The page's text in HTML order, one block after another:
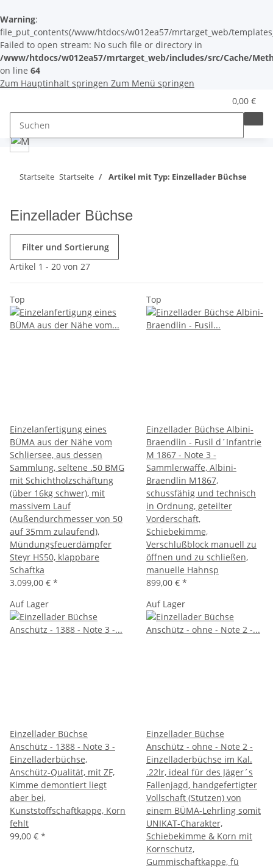
Warning:
file_put_contents(/www/htdocs/w012ea57/mrtarget_web/
Failed to open stream: No such file or directory in
/www/htdocs/w012ea57/mrtarget_web/includes/src/Cache/
on line 64
Zum Hauptinhalt springen Zum Menü springen
0,00 €
Startseite Startseite Artikel mit Typ: Einzellader Büchse
Einzellader Büchse
Filter und Sortierung
Artikel 1 - 20 von 27
Top
Einzelanfertigung eines
BÜMA aus der Nähe vom
Schliersee, aus dessen
Sammlung, seltene .50 BMG
mit Schichtholzschäftung
(über 16kg schwer), mit
massivem Lauf
(Außendurchmesser von 50
auf 35mm zulaufend),
Mündungsfeuerdämpfer
Steyr HS50, klappbare
Schaftka
3.099,00 € *
Top
Einzellader Büchse Albini-
Braendlin - Fusil d´Infantrie
M 1867 - Note 3 -
Sammlerwaffe, Albini-
Braendlin M1867,
schussfähig und technisch
in Ordnung, geteilter
Vorderschaft,
Schiebekimme,
Verschlußblock manuell zu
öffnen und zu schließen,
manuelle Hahnsp
899,00 € *
Auf Lager
Einzellader Büchse
Anschütz - 1388 - Note 3 -
Einzelladerbüchse,
Anschütz-Qualität, mit ZF,
Kimme demontiert liegt
aber bei,
Kunststoffschaftkappe, Korn
fehlt
99,00 € *
Auf Lager
Einzellader Büchse
Anschütz - ohne - Note 2 -
Einzelladerbüchse im Kal.
.22lr, ideal für des Jäger´s
Fallenjagd, handgefertigter
Vollschaft (Stutzen) von
einem BÜMA-Lehrling somit
UNIKAT-Charakter,
Schiebekimme & Korn mit
Kornschutz,
Gummischaftkappe, fü